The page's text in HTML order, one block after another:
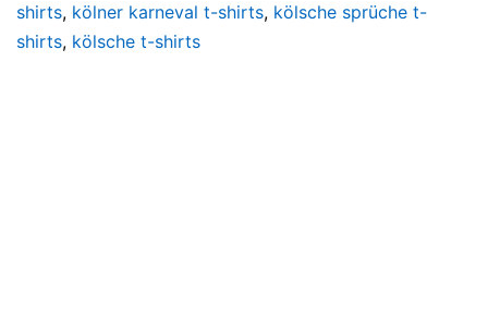
shirts, kölner karneval t-shirts, kölsche sprüche t-
shirts, kölsche t-shirts